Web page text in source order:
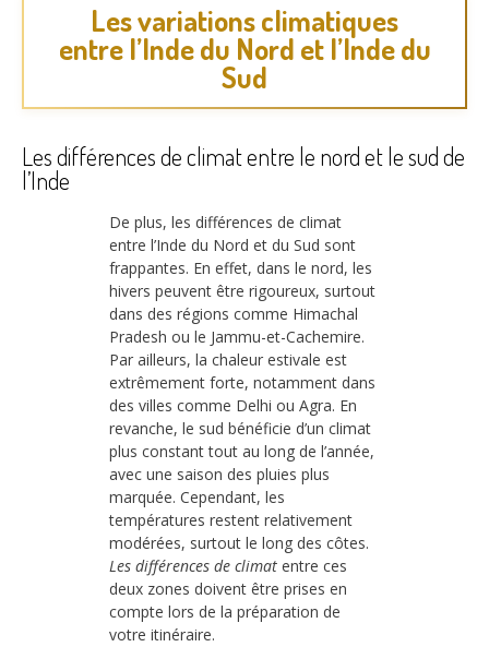
Les variations climatiques
entre l’Inde du Nord et l’Inde du
Sud
Les différences de climat entre le nord et le sud de
l’Inde
De plus, les différences de climat
entre l’Inde du Nord et du Sud sont
frappantes. En effet, dans le nord, les
hivers peuvent être rigoureux, surtout
dans des régions comme Himachal
Pradesh ou le Jammu-et-Cachemire.
Par ailleurs, la chaleur estivale est
extrêmement forte, notamment dans
des villes comme Delhi ou Agra. En
revanche, le sud bénéficie d’un climat
plus constant tout au long de l’année,
avec une saison des pluies plus
marquée. Cependant, les
températures restent relativement
modérées, surtout le long des côtes.
Les différences de climat entre ces
deux zones doivent être prises en
compte lors de la préparation de
votre itinéraire.